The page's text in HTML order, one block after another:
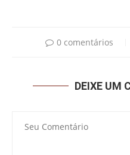
0 comentários
DEIXE UM